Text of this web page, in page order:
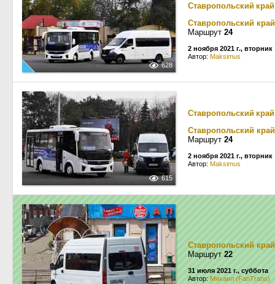
628
Ставропольский край
Ставропольский край
Маршрут 24
2 ноября 2021 г., вторник
Автор: Maksimus
615
Ставропольский край
Ставропольский край
Маршрут 24
2 ноября 2021 г., вторник
Автор: Maksimus
Ставропольский край
Маршрут 22
31 июля 2021 г., суббота
Автор: Михаил (FanTrans)